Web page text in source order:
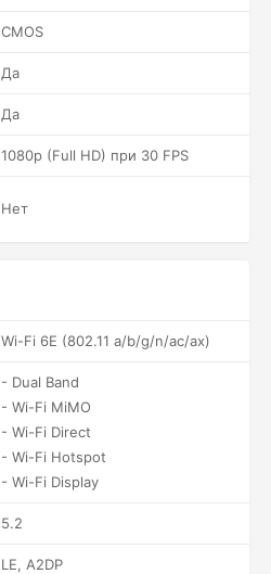
CMOS
Да
Да
1080p (Full HD) при 30 FPS
Нет
Wi-Fi 6E (802.11 a/b/g/n/ac/ax)
- Dual Band
- Wi-Fi MiMO
- Wi-Fi Direct
- Wi-Fi Hotspot
- Wi-Fi Display
5.2
LE, A2DP